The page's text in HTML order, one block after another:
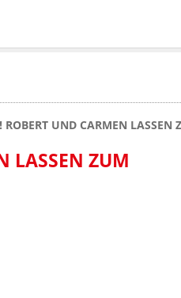
UND CARMEN LASSEN
LASSEN ZUM